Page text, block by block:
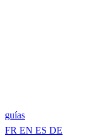
guías
FR EN ES DE